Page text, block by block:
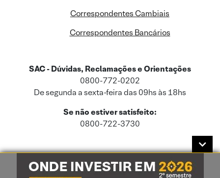
Correspondentes Cambiais
Correspondentes Bancários
SAC - Dúvidas, Reclamações e Orientações
0800-772-0202
De segunda a sexta-feira das 09hs às 18hs
Se não estiver satisfeito:
0800-722-3730
Este site usa cookies e dados pessoais de acordo com a nossaPolítica de
Cookies
e a nossaPolítica de Privacidade.